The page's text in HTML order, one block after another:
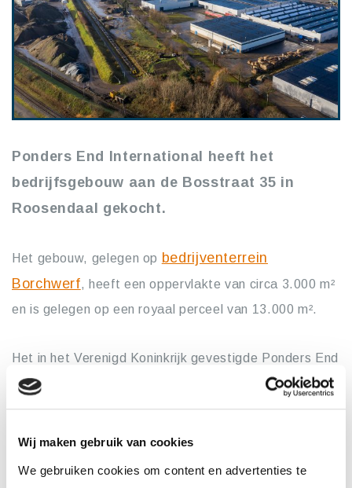
Wij maken gebruik van cookies
We gebruiken cookies om content en advertenties te
Ponders End International heeft het
bedrijfsgebouw aan de Bosstraat 35 in
Roosendaal gekocht.
Het gebouw, gelegen op bedrijventerrein
Borchwerf, heeft een oppervlakte van circa 3.000 m²
en is gelegen op een royaal perceel van 13.000 m².
Het in het Verenigd Koninkrijk gevestigde Ponders End
International is een internationaal opererende
groothandel in (sport)kleding. De aankoop van de